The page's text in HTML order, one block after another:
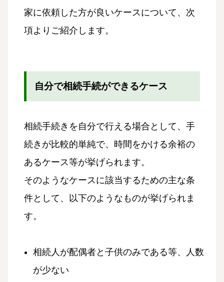
家に依頼した方が良いケースについて、次
項よりご紹介します。
自分で相続手続ができるケース
相続手続きを自分で行える場合として、手
続きが比較的単純で、時間をかける余裕の
あるケース等が挙げられます。
そのようなケースに該当するための主な条
件として、以下のようなものが挙げられま
す。
相続人が配偶者と子供のみである等、人数
が少ない